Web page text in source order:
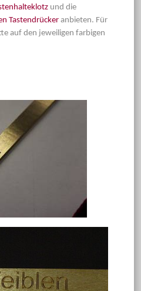
und die
Tastendrückeranbieten. Für
auf den jeweiligen farbigen